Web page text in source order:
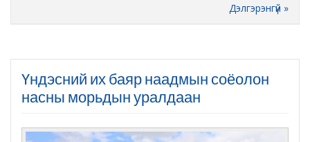
Дэлгэрэнгүй »
Үндэсний их баяр наадмын соёолон
насны морьдын уралдаан